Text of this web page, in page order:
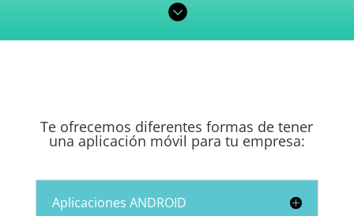

Te ofrecemos diferentes formas de tener
una aplicación móvil para tu empresa:
Aplicaciones ANDROID